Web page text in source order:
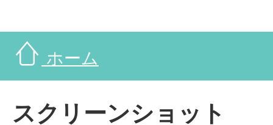
ホーム
スクリーンショット